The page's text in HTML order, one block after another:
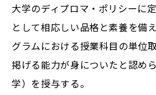
大学のディプロマ・ポリシーに
として相応しい品格と素養を備
グラムにおける授業科目の単位
掲げる能力が身についたと認め
学）を授与する。